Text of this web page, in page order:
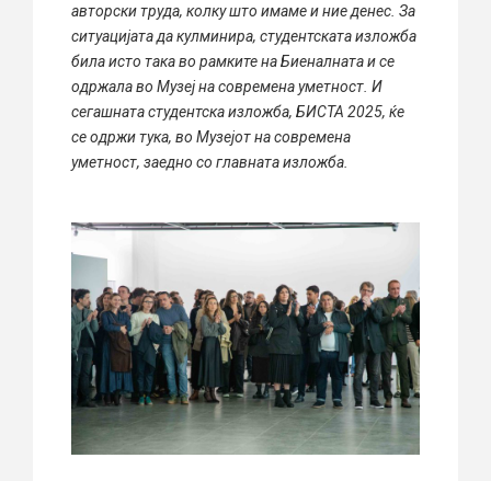
авторски труда, колку што имаме и ние денес. За
ситуацијата да кулминира, студентската изложба
била исто така во рамките на Биеналната и се
одржала во Музеј на современа уметност. И
сегашната студентска изложба, БИСТА 2025, ќе
се одржи тука, во Музејот на современа
уметност, заедно со главната изложба.